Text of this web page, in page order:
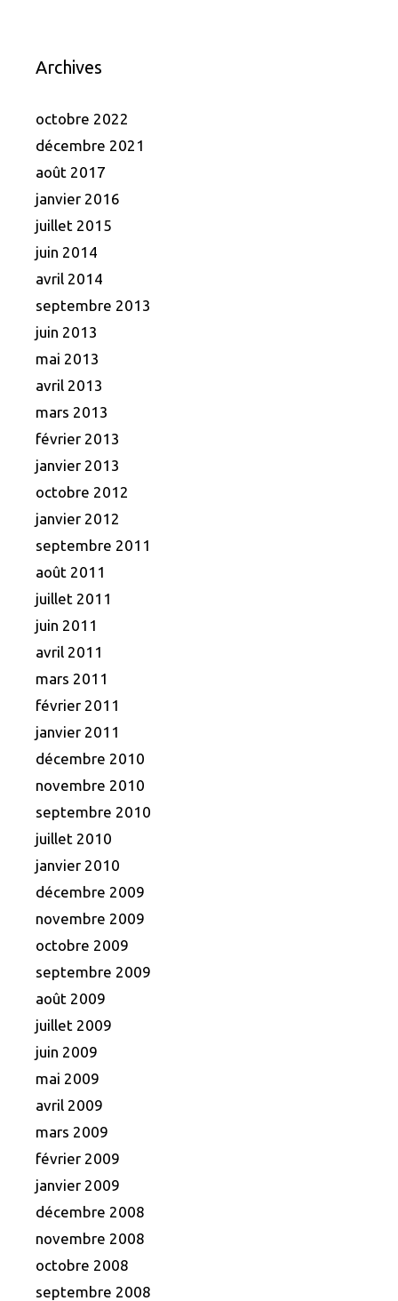
Archives
octobre 2022
décembre 2021
août 2017
janvier 2016
juillet 2015
juin 2014
avril 2014
septembre 2013
juin 2013
mai 2013
avril 2013
mars 2013
février 2013
janvier 2013
octobre 2012
janvier 2012
septembre 2011
août 2011
juillet 2011
juin 2011
avril 2011
mars 2011
février 2011
janvier 2011
décembre 2010
novembre 2010
septembre 2010
juillet 2010
janvier 2010
décembre 2009
novembre 2009
octobre 2009
septembre 2009
août 2009
juillet 2009
juin 2009
mai 2009
avril 2009
mars 2009
février 2009
janvier 2009
décembre 2008
novembre 2008
octobre 2008
septembre 2008